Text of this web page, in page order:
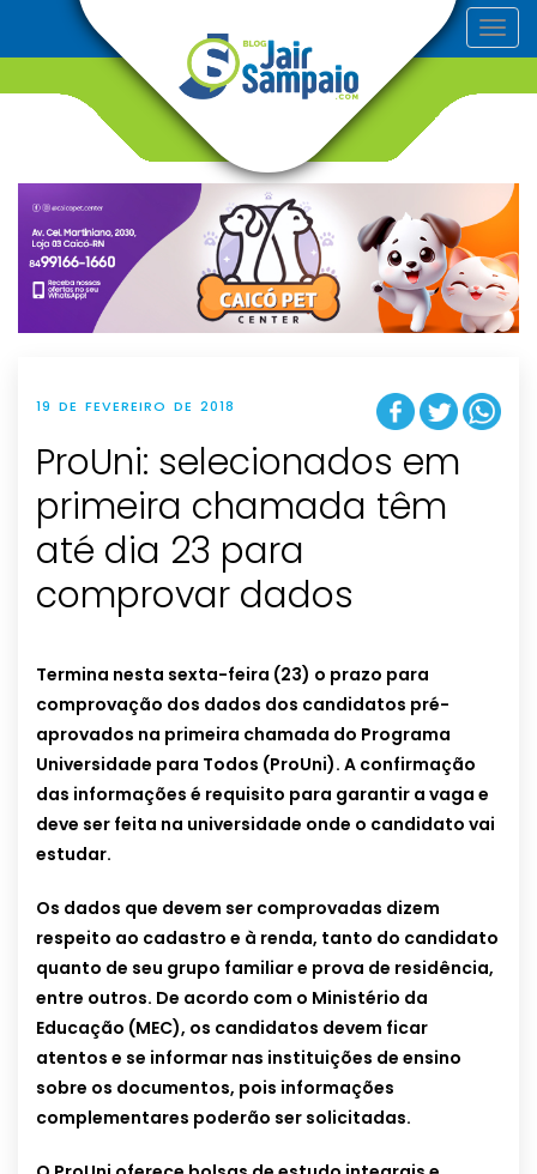
T
o
v
g
t
i
o
n
19 DE FEVEREIRO DE 2018
ProUni: selecionados em
primeira chamada têm
até dia 23 para
comprovar dados
Termina nesta sexta-feira (23) o prazo para
comprovação dos dados dos candidatos pré-
aprovados na primeira chamada do Programa
Universidade para Todos (ProUni). A confirmação
das informações é requisito para garantir a vaga e
deve ser feita na universidade onde o candidato vai
estudar.
Os dados que devem ser comprovadas dizem
respeito ao cadastro e à renda, tanto do candidato
quanto de seu grupo familiar e prova de residência,
entre outros. De acordo com o Ministério da
Educação (MEC), os candidatos devem ficar
atentos e se informar nas instituições de ensino
sobre os documentos, pois informações
complementares poderão ser solicitadas.